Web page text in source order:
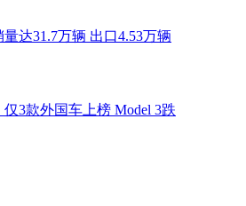
达31.7万辆 出口4.53万辆
3款外国车上榜 Model 3跌